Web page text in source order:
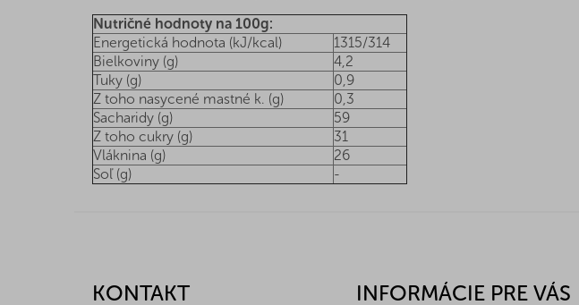
Nutričné hodnoty na 100g:
Energetická hodnota (kJ/kcal)
1315/314
Bielkoviny (g)
4,2
Tuky (g)
0,9
Z toho nasycené mastné k. (g)
0,3
Sacharidy (g)
59
Z toho cukry (g)
31
Vláknina (g)
26
Soľ (g)
-
KONTAKT INFORMÁCIE PRE VÁS